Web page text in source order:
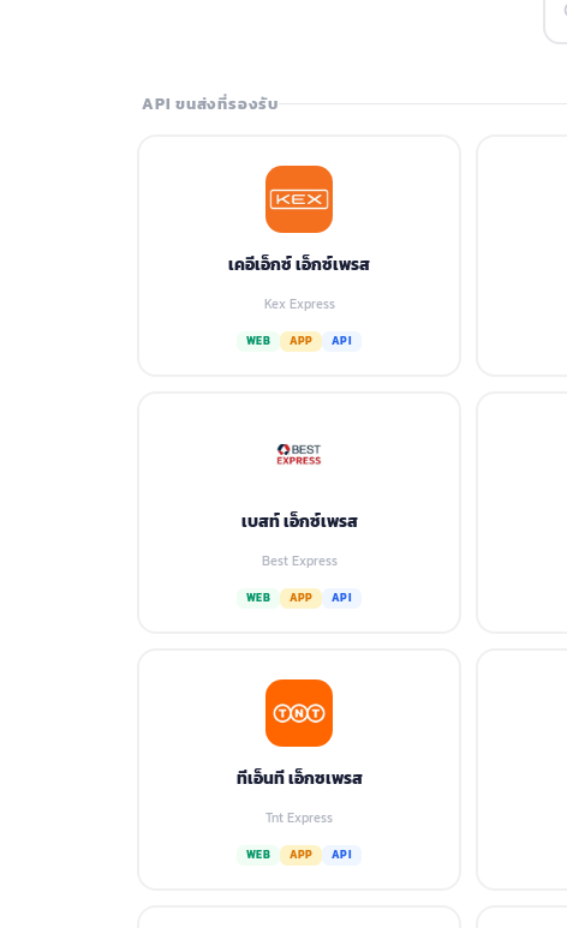
API ขนส่งที่รองรับ
เคอีเอ็กซ์ เอ็กซ์เพรส
Kex Express
WEB APP API
เบสท์ เอ็กซ์เพรส
Best Express
WEB APP API
ทีเอ็นที เอ็กซเพรส
Tnt Express
WEB APP API